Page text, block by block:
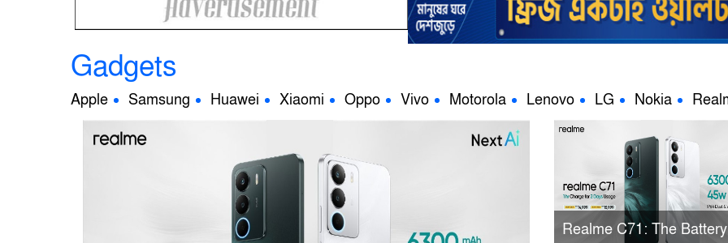
Gadgets
Apple Samsung Huawei Xiaomi Oppo Vivo Motorola Lenovo LG Nokia
Realme C71: The Battery